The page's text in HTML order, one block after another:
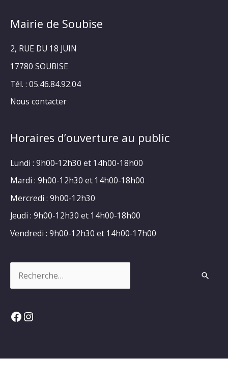
Mairie de Soubise
2, RUE DU 18 JUIN
17780 SOUBISE
Tél. : 05.46.84.92.04
Nous contacter
Horaires d’ouverture au public
Lundi : 9h00-12h30 et 14h00-18h00
Mardi : 9h00-12h30 et 14h00-18h00
Mercredi : 9h00-12h30
Jeudi : 9h00-12h30 et 14h00-18h00
Vendredi : 9h00-12h30 et 14h00-17h00
Facebook
Instagram